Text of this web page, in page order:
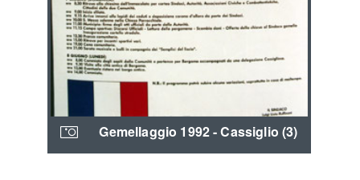
Gemellaggio 1992 - Cassiglio (3)